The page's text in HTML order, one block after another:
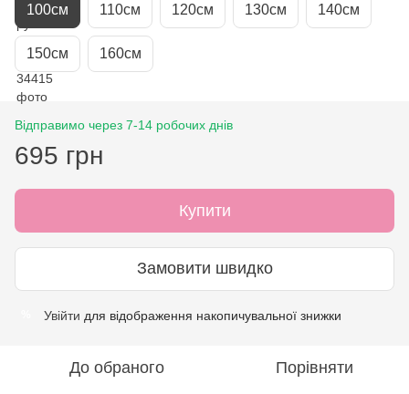
100см 110см 120см 130см 140см
150см 160см
Відправимо через 7-14 робочих днів
695 грн
Купити
Замовити швидко
Увійти для відображення накопичувальної знижки
До обраного Порівняти